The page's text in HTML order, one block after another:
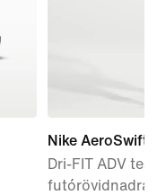
Nike AeroSwift
Dri-FIT ADV
futórövidnadrág